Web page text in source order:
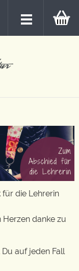
für die Lehrerin
danke zu
auf jeden Fall